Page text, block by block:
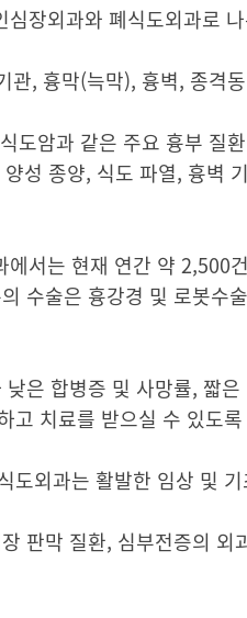
심장외과와 폐식도외과로
관, 흉막(늑막), 흉벽, 종격
도암과 같은 주요 흉부 질
성 종양, 식도 파열, 흉벽
에서는 현재 연간 약
수술은 흉강경 및 로봇수
은 합병증 및 사망률, 짧
고 치료를 받으실 수 있도
도외과는 활발한 임상 및
판막 질환, 심부전증의